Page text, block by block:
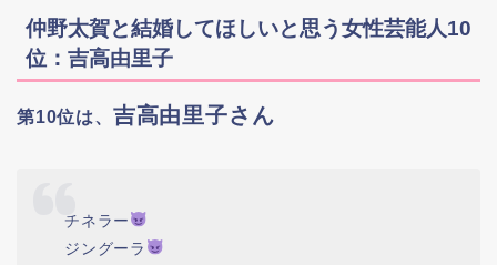
仲野太賀と結婚してほしいと思う女性芸能人10
位：吉高由里子
第10位は、 吉高由里子さん
チネラー
ジングーラ